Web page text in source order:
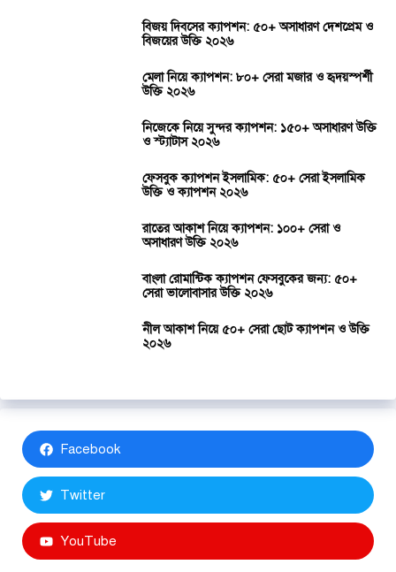
বিজয় দিবসের ক্যাপশন: ৫০+ অসাধারণ দেশপ্রেম ও
বিজয়ের উক্তি ২০২৬
মেলা নিয়ে ক্যাপশন: ৮০+ সেরা মজার ও হৃদয়স্পর্শী
উক্তি ২০২৬
নিজেকে নিয়ে সুন্দর ক্যাপশন: ১৫০+ অসাধারণ উক্তি
ও স্ট্যাটাস ২০২৬
ফেসবুক ক্যাপশন ইসলামিক: ৫০+ সেরা ইসলামিক
উক্তি ও ক্যাপশন ২০২৬
রাতের আকাশ নিয়ে ক্যাপশন: ১০০+ সেরা ও
অসাধারণ উক্তি ২০২৬
বাংলা রোমান্টিক ক্যাপশন ফেসবুকের জন্য: ৫০+
সেরা ভালোবাসার উক্তি ২০২৬
নীল আকাশ নিয়ে ৫০+ সেরা ছোট ক্যাপশন ও উক্তি
২০২৬
Facebook
Twitter
YouTube